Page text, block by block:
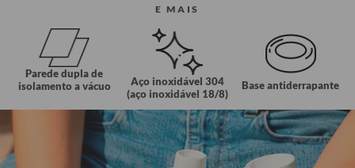
E MAIS
Parede dupla de
isolamento a vácuo
Aço inoxidável 304
(aço inoxidável 18/8)
Base antiderrapante